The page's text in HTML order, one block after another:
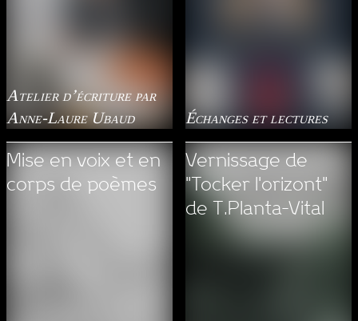
Atelier d’écriture par
Anne-Laure Ubaud
Mise en voix et en
corps de poèmes
Échanges et lectures
Vernissage de
"Tocker l'orizont"
de T.Planta-Vital